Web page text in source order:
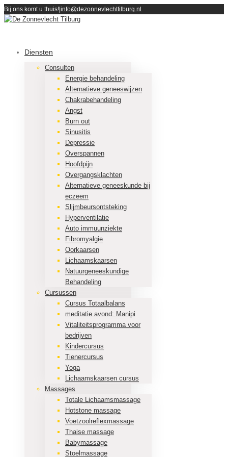
Bij ons komt u thuis! info@dezonnevlechttilburg.nl
Diensten
Consulten
Energie behandeling
Alternatieve geneeswijzen
Chakrabehandeling
Angst
Burn out
Sinusitis
Depressie
Overspannen
Hoofdpijn
Overgangsklachten
Alternatieve geneeskunde bij
eczeem
Slijmbeursontsteking
Hyperventilatie
Auto immuunziekte
Fibromyalgie
Oorkaarsen
Lichaamskaarsen
Natuurgeneeskundige
Behandeling
Cursussen
Cursus Totaalbalans
meditatie avond: Manipi
Vitaliteitsprogramma voor
bedrijven
Kindercursus
Tienercursus
Yoga
Lichaamskaarsen cursus
Massages
Totale Lichaamsmassage
Hotstone massage
Voetzoolreflexmassage
Thaise massage
Babymassage
Stoelmassage